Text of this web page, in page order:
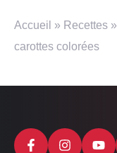
Accueil » Recettes »
carottes colorées